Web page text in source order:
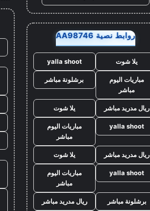
روابط نصية AA98746
يلا شوت yalla shoot
مباريات اليوم
مباشر
برشلونة مباشر
ريال مدريد مباشر يلا شوت
yalla shoot
مباريات اليوم
مباشر
ريال مدريد مباشر يلا شوت
yalla shoot
مباريات اليوم
مباشر
برشلونة مباشر ريال مدريد مباشر